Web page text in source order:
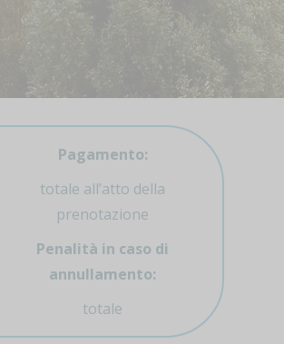
Pagamento:
totale all’atto della
prenotazione
Penalità in caso di
annullamento:
totale